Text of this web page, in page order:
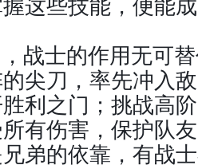
战士的作用无可
尖刀，率先冲入
利之门；挑战高
有伤害，保护队
弟的依靠，有战